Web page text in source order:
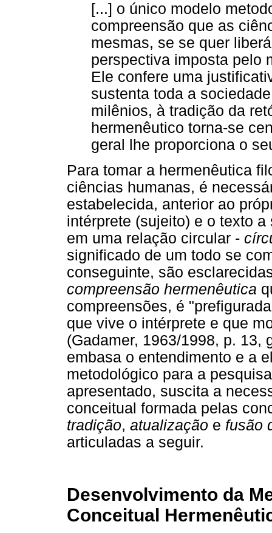
[...] o único modelo
compreensão que as
mesmas, se se quer
perspectiva imposta pelo
Ele confere uma
sustenta toda a
milênios, à tradição da
hermenêutico torna-se
geral lhe proporciona o
Para tomar a hermenêutica
ciências humanas, é
estabelecida, anterior ao
intérprete (sujeito) e o texto
em uma relação circular -
significado de um todo se
conseguinte, são
compreensão hermenêutica
compreensões, é
que vive o intérprete e que
(Gadamer, 1963/1998, p. 13,
embasa o entendimento e a
metodológico para a
apresentado, suscita a
conceitual formada pelas
tradição, atualização e fusão
articuladas a seguir.
Desenvolvimento da
Conceitual